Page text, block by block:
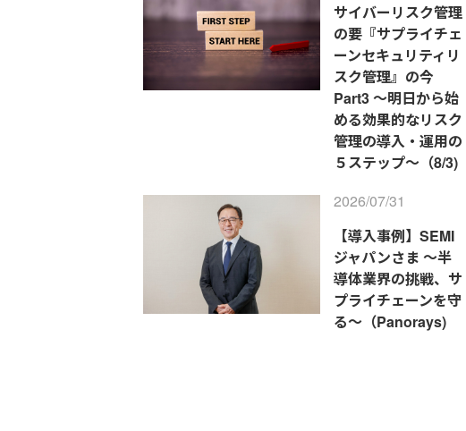
サイバーリスク管理
の要『サプライチェ
ーンセキュリティリ
スク管理』の今
Part3 ～明日から始
める効果的なリスク
管理の導入・運用の
５ステップ～（8/3)
2026/07/31
【導入事例】SEMI
ジャパンさま ～半
導体業界の挑戦、サ
プライチェーンを守
る～（Panorays)